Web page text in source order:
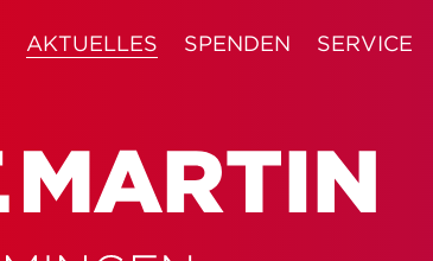
AKTUELLES SPENDEN SERVICE